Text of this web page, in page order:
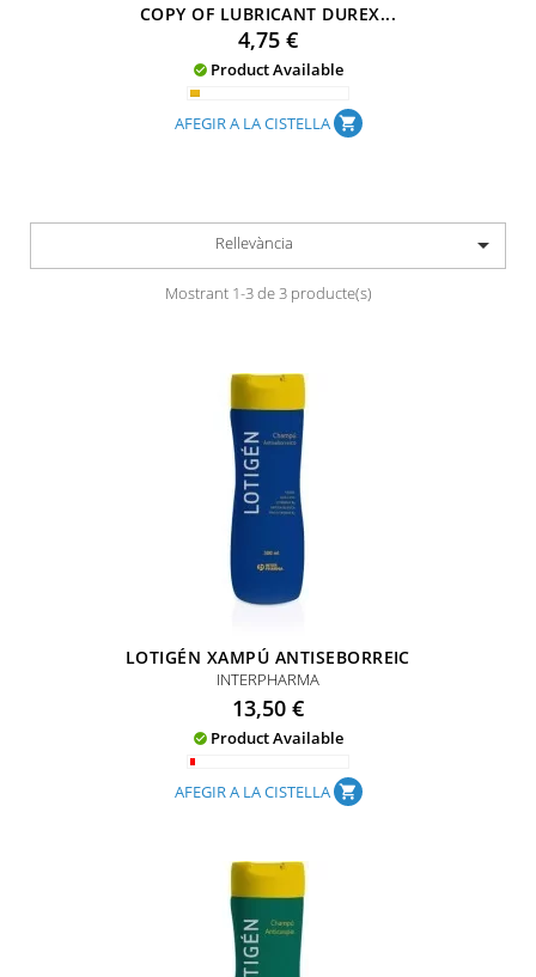
COPY OF LUBRICANT DUREX...
Preu
4,75 €
 Product Available
AFEGIR A LA CISTELLA shopping_cart
Rellevància 
Mostrant 1-3 de 3 producte(s)
LOTIGÉN XAMPÚ ANTISEBORREIC
INTERPHARMA
Preu
13,50 €
 Product Available
AFEGIR A LA CISTELLA shopping_cart